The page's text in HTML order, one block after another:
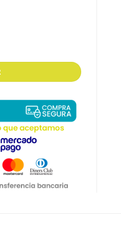
FORMATO 4:3 cantidad